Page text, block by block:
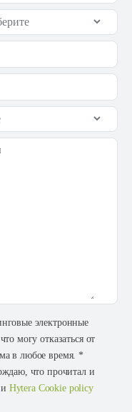
электронные
могу отказаться от
в любое время. *
что прочитал и
и Hytera Cookie policy